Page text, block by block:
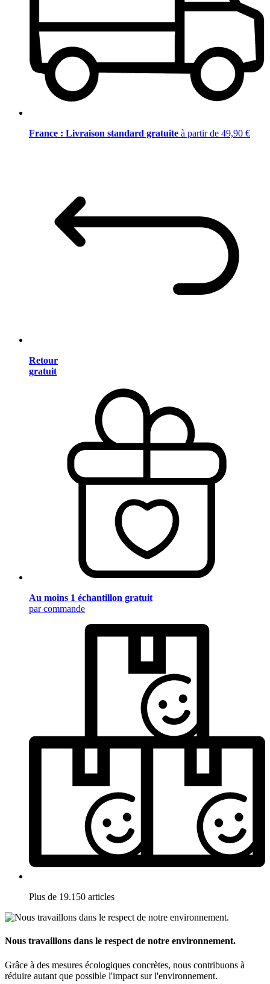
France : Livraison standard gratuite à partir de 49,90 €
Retour
gratuit
Au moins 1 échantillon gratuit
par commande
Plus de 19.150 articles
Nous travaillons dans le respect de notre environnement.
Grâce à des mesures écologiques concrètes, nous contribuons à
réduire autant que possible l'impact sur l'environnement.